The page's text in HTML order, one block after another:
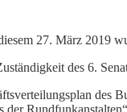
27. März 2019
des 6.
des